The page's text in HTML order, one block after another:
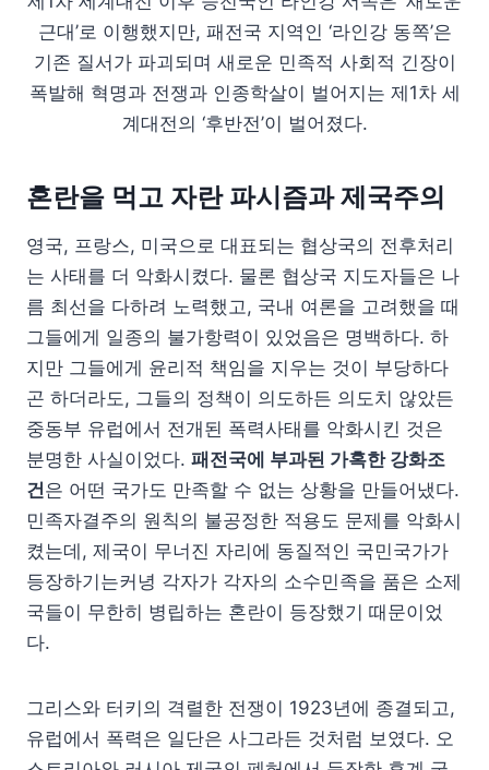
근대’로 이행했지만, 패전국 지역인 ‘라인강 동쪽’은
기존 질서가 파괴되며 새로운 민족적 사회적 긴장이
폭발해 혁명과 전쟁과 인종학살이 벌어지는 제1차 세
계대전의 ‘후반전’이 벌어졌다.
혼란을 먹고 자란 파시즘과 제국주의
영국, 프랑스, 미국으로 대표되는 협상국의 전후처리
는 사태를 더 악화시켰다. 물론 협상국 지도자들은 나
름 최선을 다하려 노력했고, 국내 여론을 고려했을 때
그들에게 일종의 불가항력이 있었음은 명백하다. 하
지만 그들에게 윤리적 책임을 지우는 것이 부당하다
곤 하더라도, 그들의 정책이 의도하든 의도치 않았든
중동부 유럽에서 전개된 폭력사태를 악화시킨 것은
분명한 사실이었다. 패전국에 부과된 가혹한 강화조
건은 어떤 국가도 만족할 수 없는 상황을 만들어냈다.
민족자결주의 원칙의 불공정한 적용도 문제를 악화시
켰는데, 제국이 무너진 자리에 동질적인 국민국가가
등장하기는커녕 각자가 각자의 소수민족을 품은 소제
국들이 무한히 병립하는 혼란이 등장했기 때문이었
다.
그리스와 터키의 격렬한 전쟁이 1923년에 종결되고,
유럽에서 폭력은 일단은 사그라든 것처럼 보였다. 오